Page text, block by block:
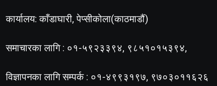
कार्यालय: काँडाघारी, पेप्सीकोला(काठमाडौं)
समाचारका लागि : ०१-५९२३३९४, ९८५१०१५३९४,
विज्ञापनका लागि सम्पर्क : ०१-४९९३१९७, ९७०३०११६२६